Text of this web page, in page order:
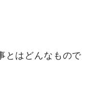
とはどんなもので